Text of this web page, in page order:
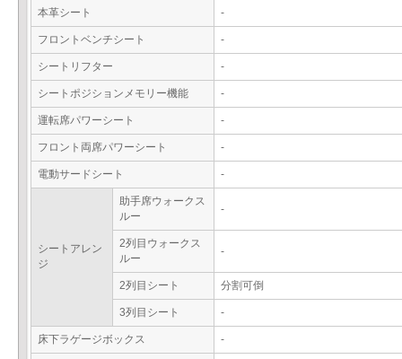
本革シート -
フロントベンチシート -
シートリフター -
シートポジションメモリー機能 -
運転席パワーシート -
フロント両席パワーシート -
電動サードシート -
シートアレン
ジ
助手席ウォークス
ルー
-
2列目ウォークス
ルー
-
2列目シート 分割可倒
3列目シート -
床下ラゲージボックス -